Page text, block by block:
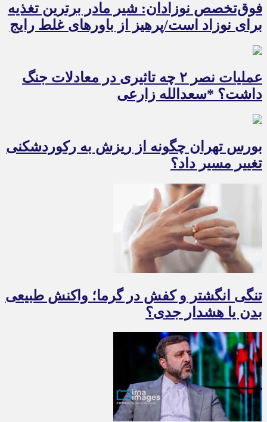
فوق‌تخصص نوزادان: شیر مادر برترین تغذیه
برای نوزاد است/پرهیز از باورهای غلط رایج
عملیات نصر ۲ چه تاثیری در معادلات جنگ
داشت؟ *سعدالله زارعی
بورس تهران چگونه از ریزش به رکوردشکنی
تغییر مسیر داد؟
تنگی انگشتر و کفش در گرما؛ واکنش طبیعی
بدن یا هشدار جدی؟